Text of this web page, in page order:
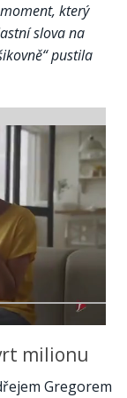
který
slova na
pustila
milionu
Gregorem